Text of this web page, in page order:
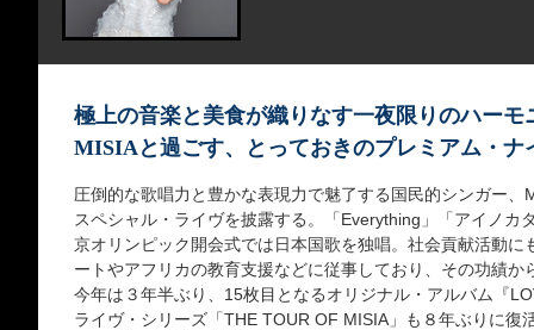
極上の音楽と美食が織りなす一夜限りのハーモ
MISIAと過ごす、とっておきのプレミアム・ナ
圧倒的な歌唱力と豊かな表現力で魅了する国⺠的シンガー
スペシャル・ライヴを披露する。「Everything」「アイノカ
京オリンピック開会式では⽇本国歌を独唱。社会貢献活動
ートやアフリカの教育⽀援などに従事しており、その功績
今年は３年半ぶり、15枚目となるオリジナル・アルバム『
ライヴ・シリーズ「THE TOUR OF MISIA」も８年ぶりに復